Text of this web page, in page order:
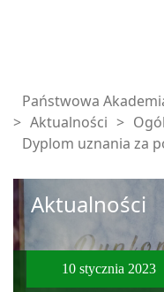
Państwowa
> Aktualności >
Dyplom uznania za
Aktualności
10 stycznia 2023